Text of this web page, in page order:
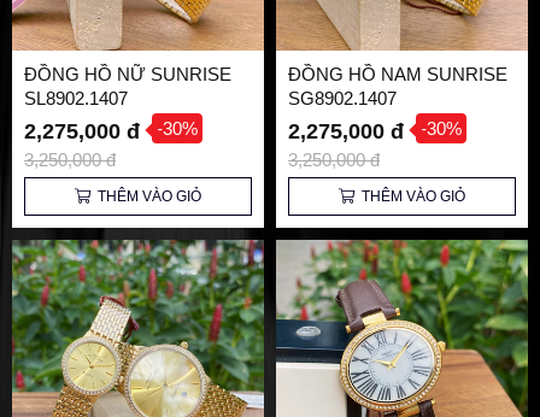
ĐỒNG HỒ NỮ SUNRISE
SL8902.1407
2,275,000 đ -30%
3,250,000 đ
THÊM VÀO GIỎ
ĐỒNG HỒ NAM SUNRISE
SG8902.1407
2,275,000 đ -30%
3,250,000 đ
THÊM VÀO GIỎ